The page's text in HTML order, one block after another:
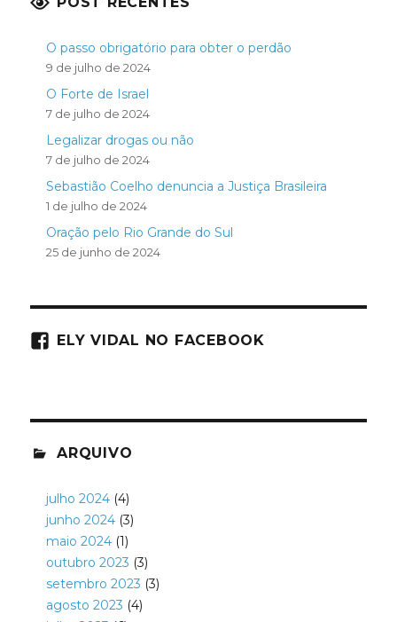
O passo obrigatório para obter o perdão
9 de julho de 2024
O Forte de Israel
7 de julho de 2024
Legalizar drogas ou não
7 de julho de 2024
Sebastião Coelho denuncia a Justiça Brasileira
1 de julho de 2024
Oração pelo Rio Grande do Sul
25 de junho de 2024
ELY VIDAL NO FACEBOOK
ARQUIVO
julho 2024(4)
junho 2024(3)
maio 2024(1)
outubro 2023 (3)
setembro 2023 (3)
agosto 2023 (4)